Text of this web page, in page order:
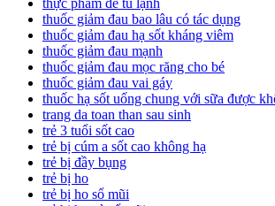
thực phẩm để tủ lạnh
thuốc giảm đau bao lâu có tác dụng
thuốc giảm đau hạ sốt kháng viêm
thuốc giảm đau mạnh
thuốc giảm đau mọc răng cho bé
thuốc giảm đau vai gáy
thuốc hạ sốt uống chung với sữa được
trang da toan than sau sinh
trẻ 3 tuổi sốt cao
trẻ bị cúm a sốt cao không hạ
trẻ bị đầy bụng
trẻ bị ho
trẻ bị ho sổ mũi